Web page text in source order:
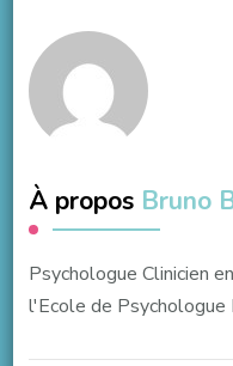
À propos Bruno
Psychologue Clinicien
l'Ecole de Psychologue